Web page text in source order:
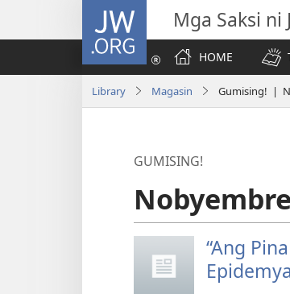
JW.ORG Mga Saksi ni
HOME
Library Magasin Gumising! |
GUMISING!
“Ang